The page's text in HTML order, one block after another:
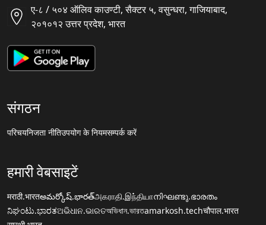
ए-८ / ५०४ ऑलिव काउण्टी, सैक्टर ५, वसुन्धरा, गाजियाबाद,
२०१०१२ उत्तर प्रदेश, भारत
संगठन
परिचयनिजता नीतिउपयोग के नियमसम्पर्क करें
हमारी वेबसाइटें
मराठी.भारतఅమర్కోష్.భారత్அகராதி.இந்தியாനിഘണ്ടു.ഭാരതം
ನಿಘಂಟು.ಭಾರತଅଭିଧାନ.ଭାରତঅভিধান.ভারতamarkosh.techचौपाल.भारत